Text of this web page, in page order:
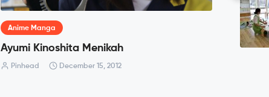
Anime Manga
Ayumi Kinoshita Menikah
Pinhead December 15, 2012